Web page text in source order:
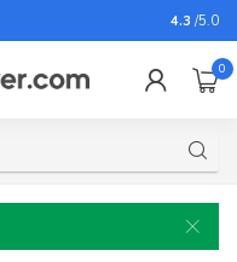
Für fast
4.3 /5.0
0